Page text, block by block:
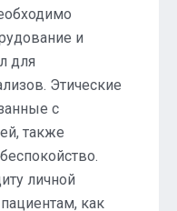
и
для
Этические
с
также
личной
как